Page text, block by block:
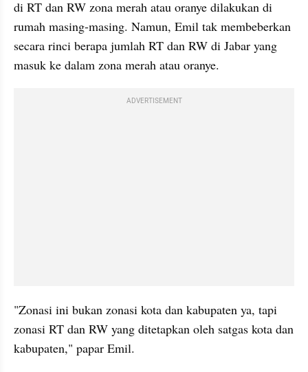
di RT dan RW zona merah atau oranye dilakukan di
rumah masing-masing. Namun, Emil tak membeberkan
secara rinci berapa jumlah RT dan RW di Jabar yang
masuk ke dalam zona merah atau oranye.
ADVERTISEMENT
"Zonasi ini bukan zonasi kota dan kabupaten ya, tapi
zonasi RT dan RW yang ditetapkan oleh satgas kota dan
kabupaten," papar Emil.